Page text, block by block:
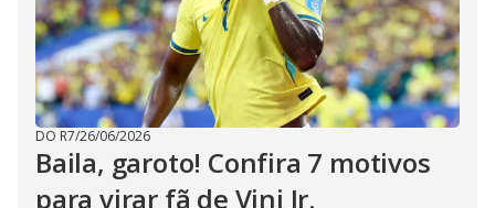
DO R7/26/06/2026
Baila, garoto! Confira 7 motivos
para virar fã de Vini Jr.